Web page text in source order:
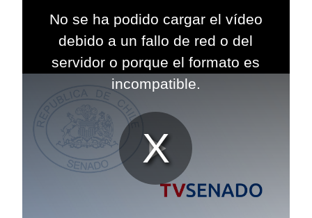
window.
No se ha podido cargar el vídeo
debido a un fallo de red o del
servidor o porque el formato es
incompatible.